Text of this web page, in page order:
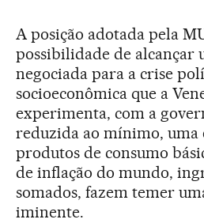
A posição adotada pela
possibilidade de alcançar
negociada para a crise
socioeconômica que a
experimenta, com a
reduzida ao mínimo, uma
produtos de consumo
de inflação do mundo,
somados, fazem temer
iminente.